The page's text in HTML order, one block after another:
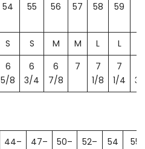
54 55 56 57 58 59
S S M M L L
6
5/8
6
3/4
6
7/8
7
7
1/8
7
1/4
44–
47–
50–
52–
54 55